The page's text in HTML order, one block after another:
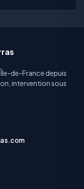
Île-de-France depuis
intervention sous